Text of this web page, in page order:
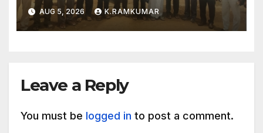
AUG 5, 2026 K.RAMKUMAR
Leave a Reply
You must be logged in to post a comment.